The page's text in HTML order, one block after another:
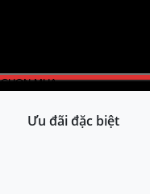
CHỌN MUA
Ưu đãi đặc biệt